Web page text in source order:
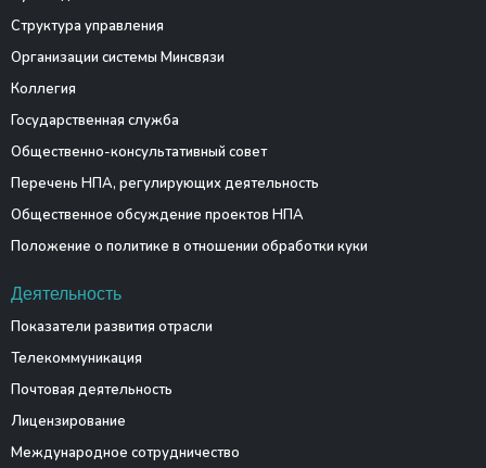
Структура управления
Организации системы Минсвязи
Коллегия
Государственная служба
Общественно-консультативный совет
Перечень НПА, регулирующих деятельность
Общественное обсуждение проектов НПА
Положение о политике в отношении обработки куки
Деятельность
Показатели развития отрасли
Телекоммуникация
Почтовая деятельность
Лицензирование
Международное сотрудничество